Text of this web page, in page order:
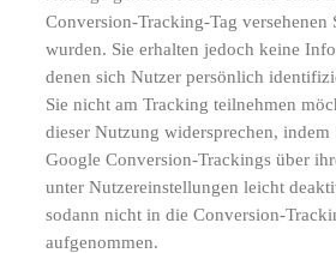
Conversion-Tracking-Tag versehenen
wurden. Sie erhalten jedoch keine
denen sich Nutzer persönlich
Sie nicht am Tracking teilnehmen
dieser Nutzung widersprechen, indem
Google Conversion-Trackings über
unter Nutzereinstellungen leicht
sodann nicht in die Conversion-
aufgenommen.